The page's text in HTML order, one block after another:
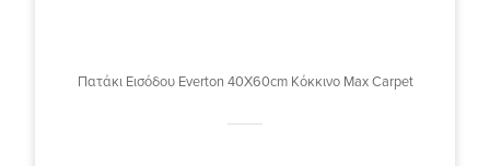
Πατάκι Εισόδου Everton 40X60cm Κόκκινο Max Carpet